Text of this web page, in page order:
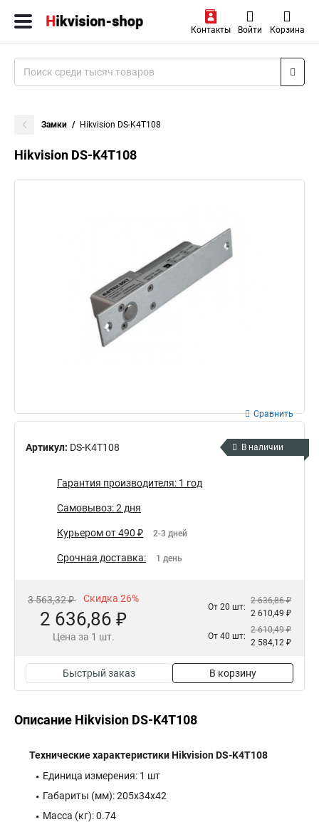
Контакты Войти Корзина
Замки Hikvision DS-K4T108
Hikvision DS-K4T108
Артикул: DS-K4T108
Сравнить
В наличии
Гарантия производителя: 1 год
Самовывоз: 2 дня
Курьером от 490 ₽ 2-3 дней
Срочная доставка: 1 день
3 563,32 ₽ Скидка 26%
2 636,86 ₽
Цена за 1 шт.
От 20 шт:
2 636,86 ₽
2 610,49 ₽
От 40 шт:
2 610,49 ₽
2 584,12 ₽
Быстрый заказ В корзину
Описание Hikvision DS-K4T108
Технические характеристики Hikvision DS-K4T108
Единица измерения: 1 шт
Габариты (мм): 205x34x42
Масса (кг): 0.74